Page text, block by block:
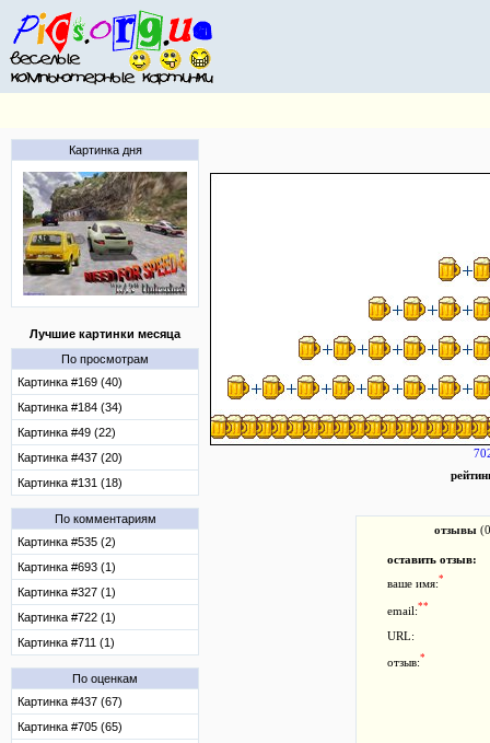
Картинка дня
Лучшие картинки месяца
По просмотрам
Картинка #169 (40)
Картинка #184 (34)
Картинка #49 (22)
Картинка #437 (20)
Картинка #131 (18)
По комментариям
Картинка #535 (2)
Картинка #693 (1)
Картинка #327 (1)
Картинка #722 (1)
Картинка #711 (1)
По оценкам
Картинка #437 (67)
Картинка #705 (65)
отзывы
оставить отзыв:
ваше имя:*
email:**
URL:
отзыв:*